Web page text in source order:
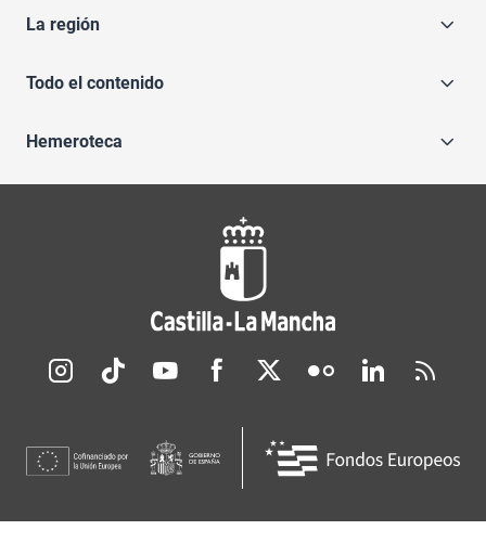
La región
Todo el contenido
Hemeroteca
Redes sociales JCCM